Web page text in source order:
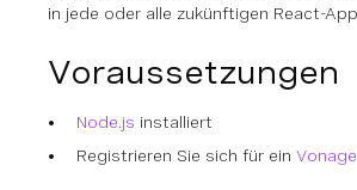
in jede oder alle zukünftigen React-
Voraussetzungen
Node.js installiert
Registrieren Sie sich für ein